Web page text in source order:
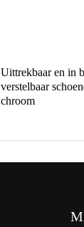
Uittrekbaar en in
verstelbaar
chroom